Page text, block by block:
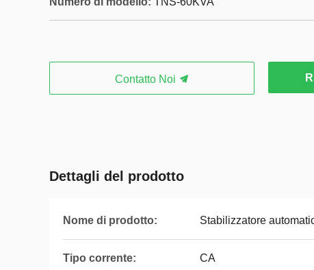
Contatto Noi
Dettagli del prodotto
Nome di prodotto: Stabilizzatore
Tipo corrente: CA